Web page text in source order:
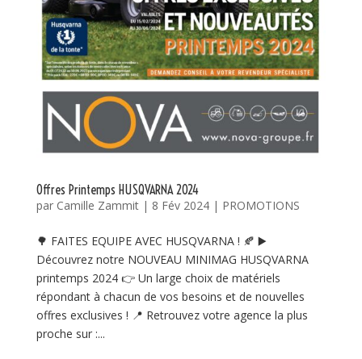
Offres Printemps HUSQVARNA 2024
par Camille Zammit| 8 Fév 2024| PROMOTIONS
🌳 FAITES EQUIPE AVEC HUSQVARNA ! 🍂 ▶️
Découvrez notre NOUVEAU MINIMAG HUSQVARNA
printemps 2024 👉 Un large choix de matériels
répondant à chacun de vos besoins et de nouvelles
offres exclusives ! 📍 Retrouvez votre agence la plus
proche sur :...